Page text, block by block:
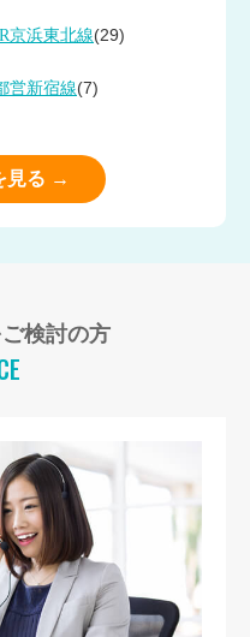
京浜東北線(29)
営新宿線(7)
見る →
検討の方